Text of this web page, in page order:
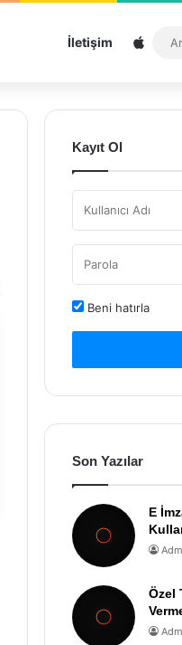
İletişim
Kayıt Ol
Beni hatırla
Son Yazılar
E
Özel